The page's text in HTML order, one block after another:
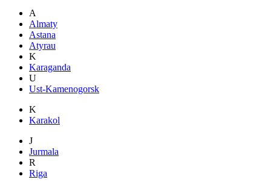
A
Almaty
Astana
Atyrau
K
Karaganda
U
Ust-Kamenogorsk
K
Karakol
J
Jurmala
R
Riga